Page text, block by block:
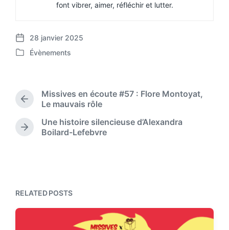
font vibrer, aimer, réfléchir et lutter.
P
o
a
28 janvier 2025
P
e
n
Évènements
P
e
v
o
s
Missives en écoute #57 : Flore Montoyat,
Le mauvais rôle
N
s
Une histoire silencieuse d’Alexandra
Boilard-Lefebvre
RELATED POSTS